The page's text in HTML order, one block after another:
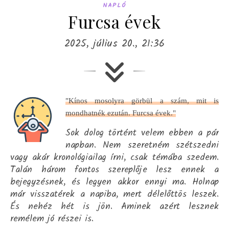
NAPLÓ
Furcsa évek
2025, július 20., 21:36
"Kínos mosolyra görbül a szám, mit is
mondhatnék ezután. Furcsa évek."
Sok dolog történt velem ebben a pár
napban. Nem szeretném szétszedni
vagy akár kronológiailag írni, csak témába szedem.
Talán három fontos szereplője lesz ennek a
bejegyzésnek, és legyen akkor ennyi ma. Holnap
már visszatérek a napiba, mert délelőttös leszek.
És nehéz hét is jön. Aminek azért lesznek
remélem jó részei is.